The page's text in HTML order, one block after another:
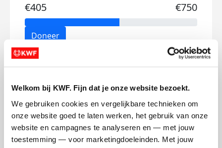
Welkom bij KWF. Fijn dat je onze website bezoekt.
We gebruiken cookies en vergelijkbare technieken om
onze website goed te laten werken, het gebruik van onze
website en campagnes te analyseren en — met jouw
toestemming — voor marketingdoeleinden. Met jouw
€405 €750
Doneer
Thijmen's badges